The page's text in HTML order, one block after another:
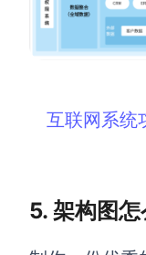
互联网系统
5. 架构图